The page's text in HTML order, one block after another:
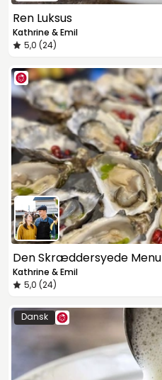
Ren Luksus
Kathrine & Emil
5,0 (24)
Den Skræddersyede Menu
Kathrine & Emil
5,0 (24)
Dansk